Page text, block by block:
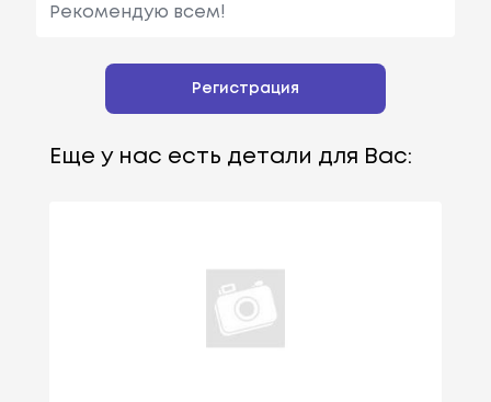
Рекомендую всем!
Регистрация
Еще у нас есть детали для Вас: